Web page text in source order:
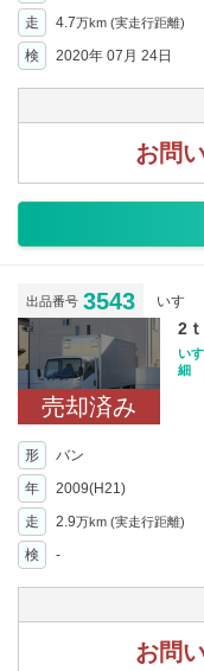
走 4.7万km (実走行距離)
検
2020年 07月 24日
お問
出品番号 3543 いすゞ
売却済み
2
い
細
形 バン
年
2009(H21)
走 2.9万km (実走行距離)
検
-
お問